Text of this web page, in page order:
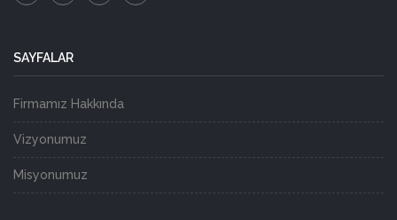
SAYFALAR
Firmamız Hakkında
Vizyonumuz
Misyonumuz